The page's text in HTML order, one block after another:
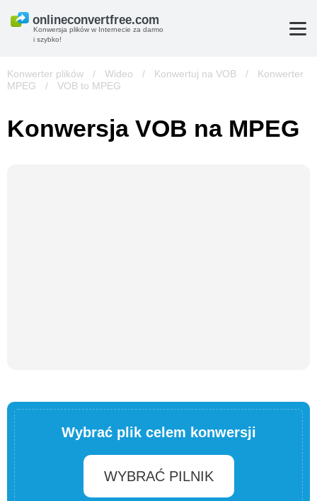
Konwersja plików w Internecie za darmo
i szybko!
Konwerter plików / Wideo / Konwertuj na VOB /
Konwerter
MPEG
/ VOB to MPEG
Konwersja VOB na MPEG
Wybrać plik celem konwersji
WYBRAĆ PILNIK